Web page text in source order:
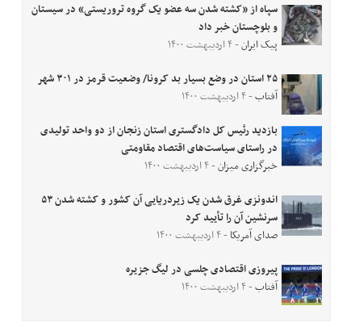
سپاه از «کشته شدن سه عضو یک گروه تروریستی» در سیستان
و بلوچستان خبر داد
پیک ایران- ۴ اردیبهشت ۱۴۰۰
۲۵ استان در وضع بسیار بد کرونا/ وضعیت قرمز در ۳۰۱ شهر
آفتاب- ۴ اردیبهشت ۱۴۰۰
بازدید رئیس کل دادگستری استان زنجان از دو واحد تولیدی
در راستای سیاست‌های اقتصاد مقاومتی
خبرگزاری میزان- ۴ اردیبهشت ۱۴۰۰
اندونزی غرق شدن یک زیردریایی آن کشور و کشته شدن ۵۳
سرنشین آن را تأیید کرد
صدای آمریکا - ۴ اردیبهشت ۱۴۰۰
پیروزی اقتصادی چلسی در لیگ جزیره
آفتاب- ۴ اردیبهشت ۱۴۰۰